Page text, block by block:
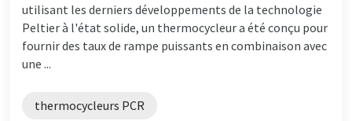
utilisant les derniers développements de la technologie
Peltier à l'état solide, un thermocycleur a été conçu pour
fournir des taux de rampe puissants en combinaison avec
une ...
thermocycleurs PCR